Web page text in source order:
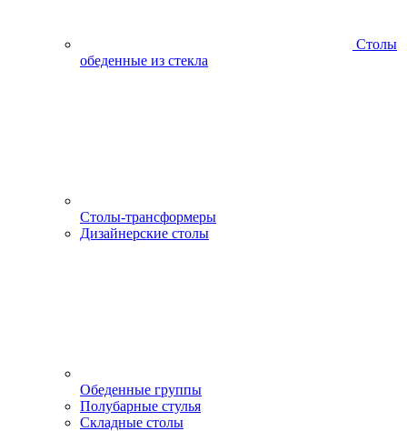
Столы
обеденные из стекла
Столы-трансформеры
Дизайнерские столы
Обеденные группы
Полубарные стулья
Складные столы